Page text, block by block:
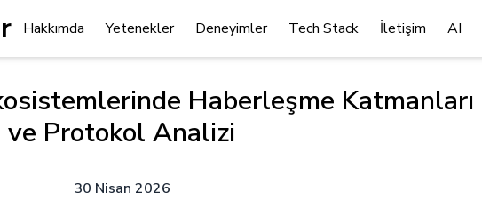
Hakkımda Yetenekler Deneyimler Tech Stack İletişim AI
Haberleşme Katmanları
ve Protokol Analizi
30 Nisan 2026